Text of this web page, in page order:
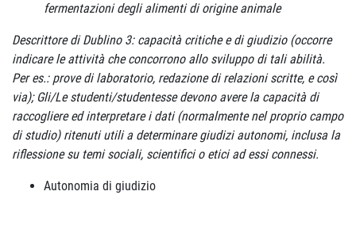
fermentazioni degli alimenti di origine animale
Descrittore di Dublino 3: capacità critiche e di giudizio (occorre
indicare le attività che concorrono allo sviluppo di tali abilità.
Per es.: prove di laboratorio, redazione di relazioni scritte, e così
via); Gli/Le studenti/studentesse devono avere la capacità di
raccogliere ed interpretare i dati (normalmente nel proprio campo
di studio) ritenuti utili a determinare giudizi autonomi, inclusa la
riflessione su temi sociali, scientifici o etici ad essi connessi.
Autonomia di giudizio